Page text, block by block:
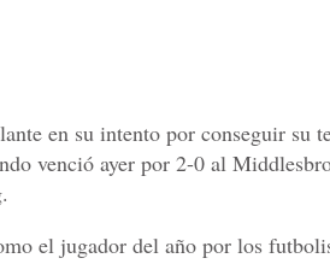
en su intento por conseguir su
venció ayer por 2-0 al
el jugador del año por los